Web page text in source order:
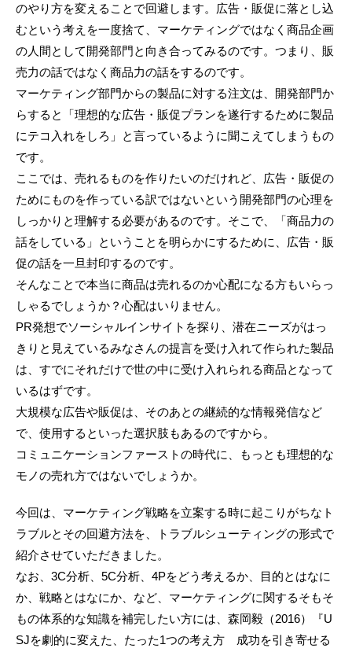
のやり方を変えることで回避します。広告・販促に落とし込
むという考えを一度捨て、マーケティングではなく商品企画
の人間として開発部門と向き合ってみるのです。つまり、販
売力の話ではなく商品力の話をするのです。
マーケティング部門からの製品に対する注文は、開発部門か
らすると「理想的な広告・販促プランを遂行するために製品
にテコ入れをしろ」と言っているように聞こえてしまうもの
です。
ここでは、売れるものを作りたいのだけれど、広告・販促の
ためにものを作っている訳ではないという開発部門の心理を
しっかりと理解する必要があるのです。そこで、「商品力の
話をしている」ということを明らかにするために、広告・販
促の話を一旦封印するのです。
そんなことで本当に商品は売れるのか心配になる方もいらっ
しゃるでしょうか？心配はいりません。
PR発想でソーシャルインサイトを探り、潜在ニーズがはっ
きりと見えているみなさんの提言を受け入れて作られた製品
は、すでにそれだけで世の中に受け入れられる商品となって
いるはずです。
大規模な広告や販促は、そのあとの継続的な情報発信など
で、使用するといった選択肢もあるのですから。
コミュニケーションファーストの時代に、もっとも理想的な
モノの売れ方ではないでしょうか。
今回は、マーケティング戦略を立案する時に起こりがちなト
ラブルとその回避方法を、トラブルシューティングの形式で
紹介させていただきました。
なお、3C分析、5C分析、4Pをどう考えるか、目的とはなに
か、戦略とはなにか、など、マーケティングに関するそもそ
もの体系的な知識を補完したい方には、森岡毅（2016）『U
SJを劇的に変えた、たった1つの考え方 成功を引き寄せる